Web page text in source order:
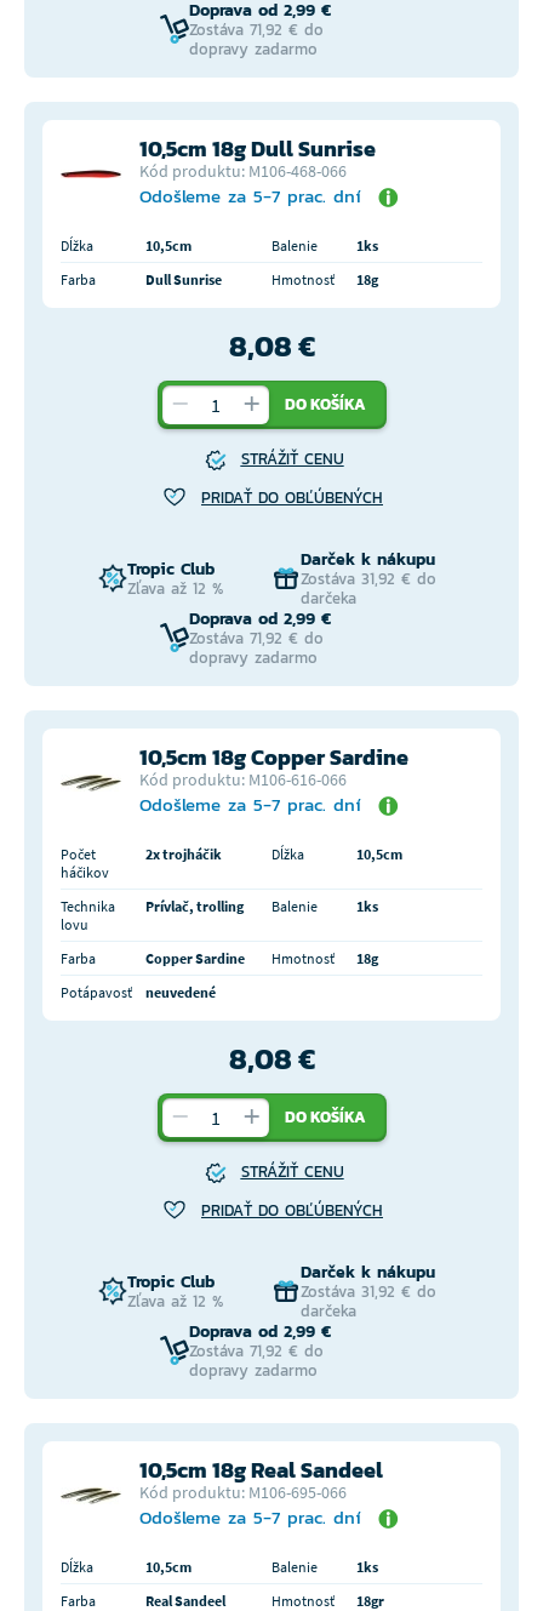
Doprava od 2,99 €
Zostáva 71,92 € do
dopravy zadarmo
10,5cm 18g Dull Sunrise
Kód produktu: M106-468-066
Odošleme za 5-7 prac. dní
Dĺžka 10,5cm Balenie
1ks
Farba
Dull Sunrise Hmotnosť 18g
8,08 €
DO KOŠÍKA
STRÁŽIŤ CENU
PRIDAŤ DO OBĽÚBENÝCH
Tropic Club
Zľava až 12 %
Darček k nákupu
Zostáva 31,92 € do
darčeka
Doprava od 2,99 €
Zostáva 71,92 € do
dopravy zadarmo
10,5cm 18g Copper Sardine
Kód produktu: M106-616-066
Odošleme za 5-7 prac. dní
Počet
háčikov
2x trojháčik Dĺžka 10,5cm
Technika
lovu
Prívlač, trolling Balenie 1ks
Farba Copper Sardine Hmotnosť
18g
Potápavosť
neuvedené
8,08 €
DO KOŠÍKA
STRÁŽIŤ CENU
PRIDAŤ DO OBĽÚBENÝCH
Tropic Club
Zľava až 12 %
Darček k nákupu
Zostáva 31,92 € do
darčeka
Doprava od 2,99 €
Zostáva 71,92 € do
dopravy zadarmo
10,5cm 18g Real Sandeel
Kód produktu: M106-695-066
Odošleme za 5-7 prac. dní
Dĺžka 10,5cm Balenie
1ks
Farba
Real Sandeel Hmotnosť 18gr